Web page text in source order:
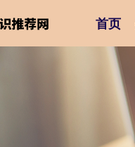
首页